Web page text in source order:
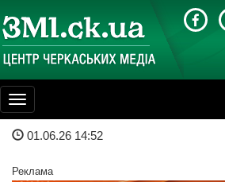
Toggle
navigation
01.06.26 14:52
Реклама